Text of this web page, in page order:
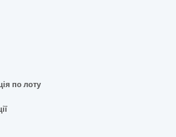
по лоту